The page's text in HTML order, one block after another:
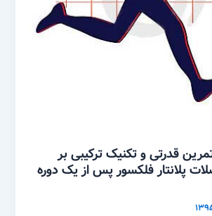
قدرتی و تکنیک ترکیبی بر
پلانتار فلکسور پس از یک دوره